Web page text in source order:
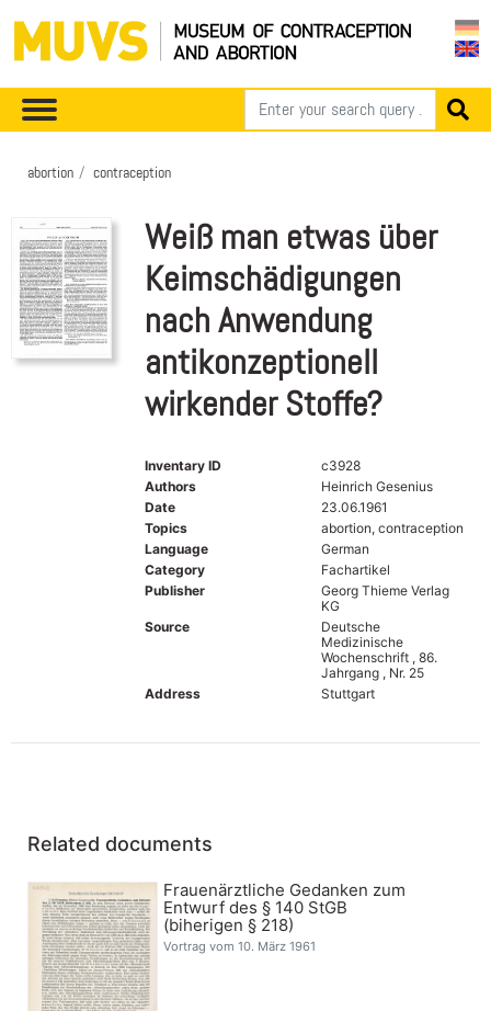
abortion contraception
Weiß man etwas über
Keimschädigungen
nach Anwendung
antikonzeptionell
wirkender Stoffe?
Inventary ID
c3928
Authors
Heinrich Gesenius
Date
23.06.1961
Topics
abortion, contraception
Language
German
Category
Fachartikel
Publisher
Georg Thieme Verlag
KG
Source
Deutsche
Medizinische
Wochenschrift , 86.
Jahrgang , Nr. 25
Address
Stuttgart
Related documents
Frauenärztliche Gedanken zum
Entwurf des § 140 StGB
(biherigen § 218)
Vortrag vom 10. März 1961